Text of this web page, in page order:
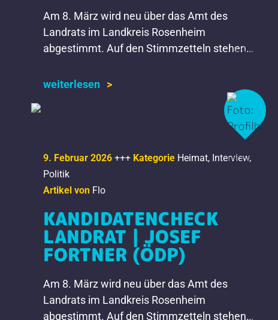
Am 8. März wird neu über das Amt des
Landrats im Landkreis Rosenheim
abgestimmt. Auf den Stimmzetteln stehen
Kandidatin. Wir stellen sie euch […]
weiterlesen
9. Februar 2026 +++ Kategorie Heimat, Interview,
Politik
Artikel von Flo
KANDIDATENCHECK
LANDRAT | JOSEF
FORTNER (ÖDP)
Am 8. März wird neu über das Amt des
Landrats im Landkreis Rosenheim
abgestimmt. Auf den Stimmzetteln stehen